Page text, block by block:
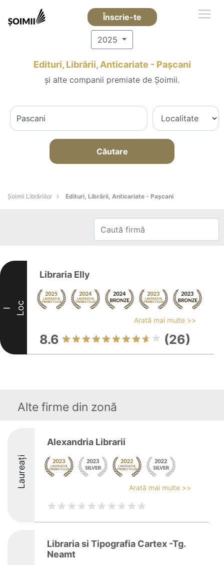
Înscrie-te
2025
Edituri, Librării, Anticariate - Paşcani
și alte companii premiate de Șoimii.
Căutare
Șoimii Librăriilor Edituri, Librării, Anticariate - Paşcani
I Loc
Libraria Elly
Arată mai multe >>
8.6 (26)
Alte firme din zonă
Laureați
Alexandria Librarii
Arată mai multe >>
Libraria si Tipografia Cartex -Tg.
Neamt